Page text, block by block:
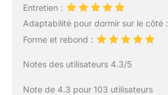
Entretien :
Adaptabilité pour dormir sur le côté :
Forme et rebond :
Notes des utilisateurs 4.3/5
Note de 4.3 pour 103 utilisateurs